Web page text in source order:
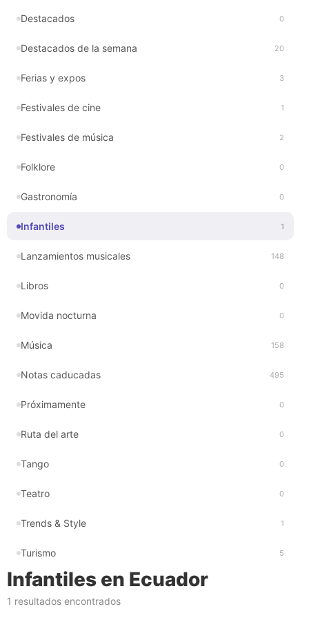
Destacados 0
Destacados de la semana 20
Ferias y expos 3
Festivales de cine 1
Festivales de música 2
Folklore 0
Gastronomía 0
Infantiles 1
Lanzamientos musicales 148
Libros 0
Movida nocturna 0
Música 158
Notas caducadas 495
Próximamente 0
Ruta del arte 0
Tango 0
Teatro 0
Trends & Style 1
Turismo 5
Infantiles en Ecuador
1 resultados encontrados